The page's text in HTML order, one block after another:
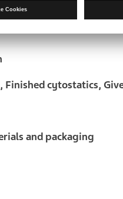
Personal
cytostatics,
and packaging